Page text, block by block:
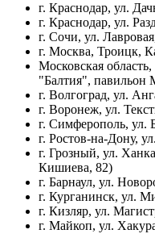
г. Краснодар, ул.
г. Краснодар, ул.
г. Сочи, ул.
г. Москва, Троицк,
Московская
"Балтия",
г. Волгоград, ул.
г. Воронеж, ул.
г. Симферополь, ул.
г. Ростов-на-Дону,
г. Грозный, ул.
Кишиева, 82)
г. Барнаул, ул.
г. Курганинск, ул.
г. Кизляр, ул.
г. Майкоп, ул.